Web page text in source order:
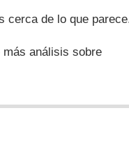
cerca de lo que
más análisis sobre